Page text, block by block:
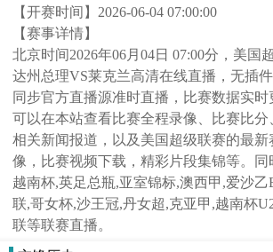
【开赛时间】 2026-06-04 07:00:00
【赛事详情】
北京时间2026年06月04日 07:00分，美国
达州总理VS莱克兰高清在线直播，无插
同步官方直播源准时直播，比赛数据实
可以在本站查看比赛全程录像、比赛比
相关新闻报道，以及美国超级联赛的最
像，比赛视频下载，精彩片段集锦等。同
越南杯,英足总瓶,亚室锦标,澳西甲,爱沙
联,哥女杯,沙王冠,丹女超,克亚甲,越南杯
联等联赛直播。